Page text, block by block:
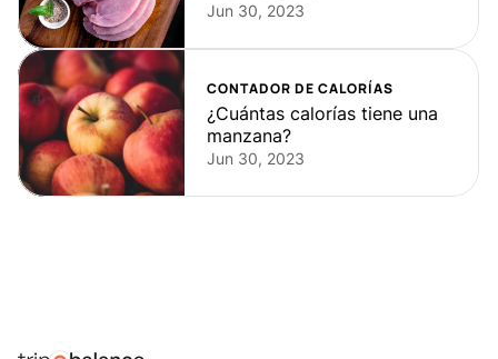
Jun 30, 2023
CONTADOR DE CALORÍAS
¿Cuántas calorías tiene una
manzana?
Jun 30, 2023